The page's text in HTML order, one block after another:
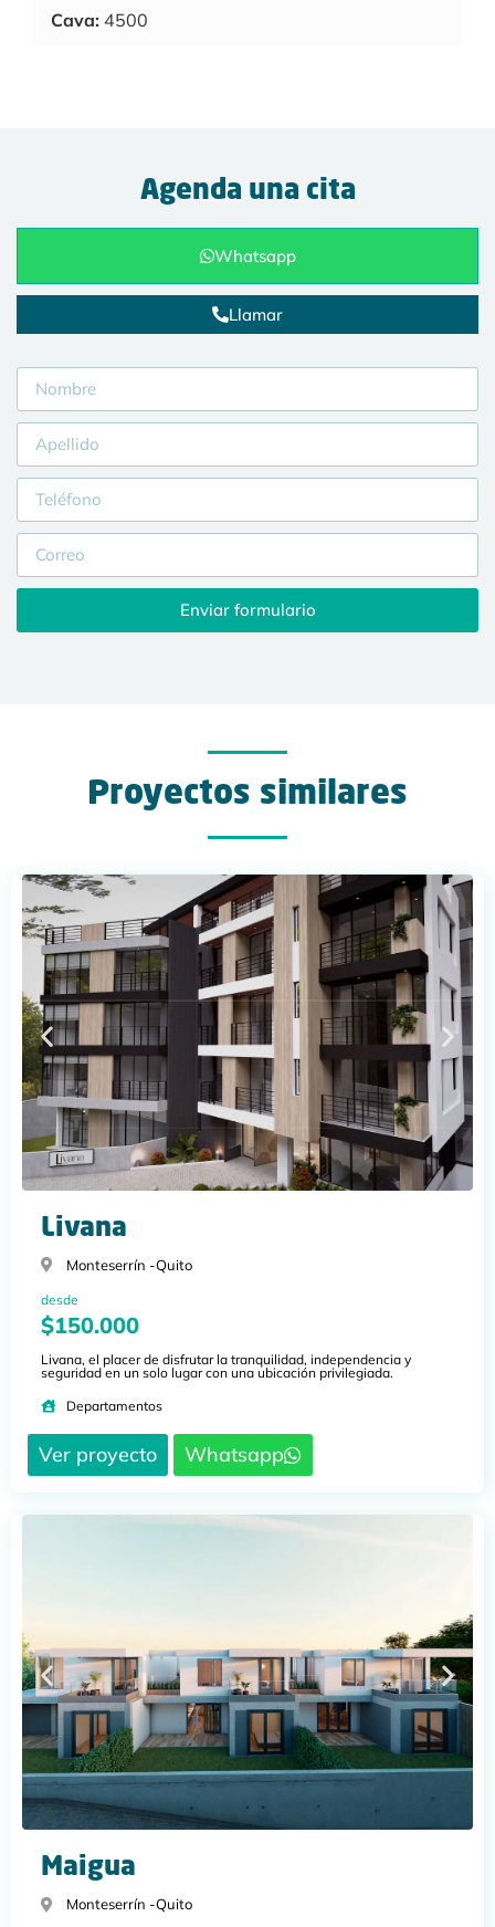
Cava: 4500
Agenda una cita
Whatsapp
Llamar
Enviar formulario
Proyectos similares
Livana
Monteserrín -Quito
desde
$150.000
Livana, el placer de disfrutar la tranquilidad, independencia y
seguridad en un solo lugar con una ubicación privilegiada.
Departamentos
Ver proyecto Whatsapp
Maigua
Monteserrín -Quito